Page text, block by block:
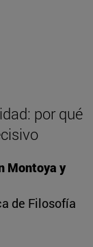
por qué
Montoya y
de Filosofía